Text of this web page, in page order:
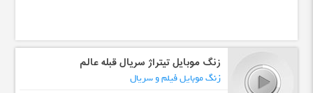
زنگ موبایل تیتراژ سریال قبله عالم
زنگ موبایل فیلم و سریال